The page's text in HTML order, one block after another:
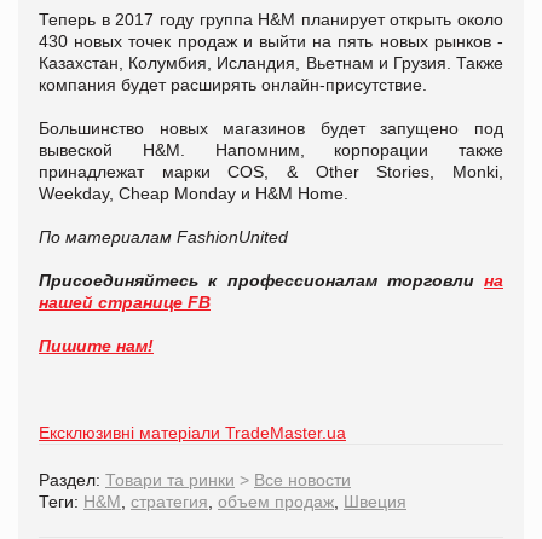
Теперь в 2017 году группа H&M планирует открыть около
430 новых точек продаж и выйти на пять новых рынков -
Казахстан, Колумбия, Исландия, Вьетнам и Грузия. Также
компания будет расширять онлайн-присутствие.
Большинство новых магазинов будет запущено под
вывеской H&M. Напомним, корпорации также
принадлежат марки COS, & Other Stories, Monki,
Weekday, Cheap Monday и H&M Home.
По материалам FashionUnited
Присоединяйтесь к профессионалам торговли на
нашей странице FB
Пишите нам!
Ексклюзивні матеріали TradeMaster.ua
Раздел: Товари та ринки > Все новости
Теги: H&M стратегия объем продаж Швеция